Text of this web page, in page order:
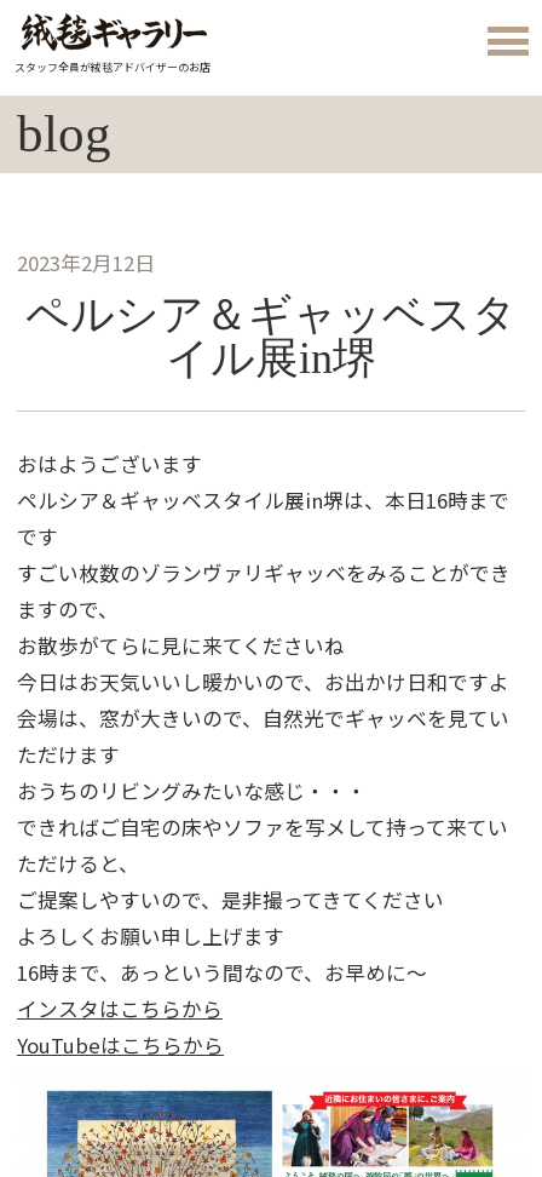
スタッフ全員が絨毯アドバイザーのお店
blog
2023年2月12日
ペルシア＆ギャッベスタ
イル展in堺
おはようございます
ペルシア＆ギャッベスタイル展in堺は、本日16時まで
です
すごい枚数のゾランヴァリギャッベをみることができ
ますので、
お散歩がてらに見に来てくださいね
今日はお天気いいし暖かいので、お出かけ日和ですよ
会場は、窓が大きいので、自然光でギャッベを見てい
ただけます
おうちのリビングみたいな感じ・・・
できればご自宅の床やソファを写メして持って来てい
ただけると、
ご提案しやすいので、是非撮ってきてください
よろしくお願い申し上げます
16時まで、あっという間なので、お早めに～
インスタはこちらから
YouTubeはこちらから